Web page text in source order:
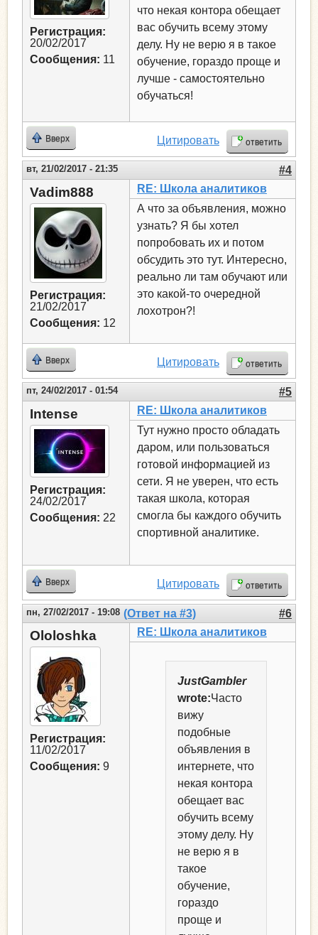
Регистрация:
20/02/2017
Сообщения: 11
что некая контора обещает
вас обучить всему этому
делу. Ну не верю я в такое
обучение, гораздо проще и
лучше - самостоятельно
обучаться!
Вверх Цитировать ответить
вт, 21/02/2017 - 21:35 #4
Vadim888
Регистрация:
21/02/2017
Сообщения: 12
RE: Школа аналитиков
А что за объявления, можно
узнать? Я бы хотел
попробовать их и потом
обсудить это тут. Интересно,
реально ли там обучают или
это какой-то очередной
лохотрон?!
Вверх Цитировать ответить
пт, 24/02/2017 - 01:54 #5
Intense
Регистрация:
24/02/2017
Сообщения: 22
RE: Школа аналитиков
Тут нужно просто обладать
даром, или пользоваться
готовой информацией из
сети. Я не уверен, что есть
такая школа, которая
смогла бы каждого обучить
спортивной аналитике.
Вверх Цитировать ответить
пн, 27/02/2017 - 19:08 (Ответ на #3) #6
Ololoshka
Регистрация:
11/02/2017
Сообщения: 9
RE: Школа аналитиков
JustGambler
wrote:Часто
вижу
подобные
объявления в
интернете, что
некая контора
обещает вас
обучить всему
этому делу. Ну
не верю я в
такое
обучение,
гораздо
проще и